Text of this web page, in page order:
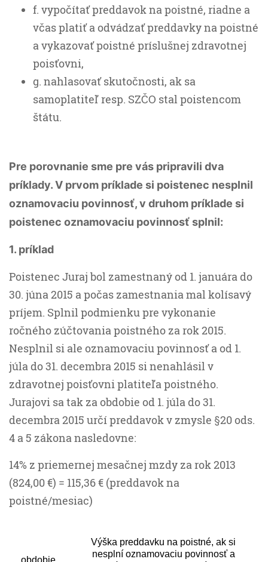
f. vypočítať preddavok na poistné, riadne a
včas platiť a odvádzať preddavky na poistné
a vykazovať poistné príslušnej zdravotnej
poisťovni,
g. nahlasovať skutočnosti, ak sa
samoplatiteľ resp. SZČO stal poistencom
štátu.
Pre porovnanie sme pre vás pripravili dva
príklady. V prvom príklade si poistenec nesplnil
oznamovaciu povinnosť, v druhom príklade si
poistenec oznamovaciu povinnosť splnil:
1. príklad
Poistenec Juraj bol zamestnaný od 1. januára do
30. júna 2015 a počas zamestnania mal kolísavý
príjem. Splnil podmienku pre vykonanie
ročného zúčtovania poistného za rok 2015.
Nesplnil si ale oznamovaciu povinnosť a od 1.
júla do 31. decembra 2015 si nenahlásil v
zdravotnej poisťovni platiteľa poistného.
Jurajovi sa tak za obdobie od 1. júla do 31.
decembra 2015 určí preddavok v zmysle §20 ods.
4 a 5 zákona nasledovne:
14% z priemernej mesačnej mzdy za rok 2013
(824,00 €) = 115,36 € (preddavok na
poistné/mesiac)
Výška preddavku na poistné, ak si
nesplní oznamovaciu povinnosť a